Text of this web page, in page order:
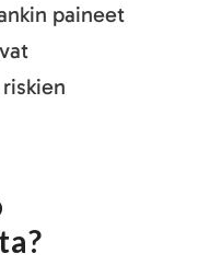
paineet